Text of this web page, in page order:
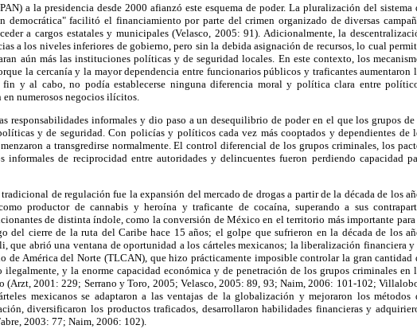
a la presidencia desde 2000 afianzó este esquema de poder. La pluralización del sistema
democrática" facilitó el financiamiento por parte del crimen organizado de diversas
a cargos estatales y municipales (Velasco, 2005: 91). Adicionalmente, la
a los niveles inferiores de gobierno, pero sin la debida asignación de recursos, lo cual
aún más las instituciones políticas y de seguridad locales. En este contexto, los
la cercanía y la mayor dependencia entre funcionarios públicos y traficantes aumentaron
y al cabo, no podía establecerse ninguna diferencia moral y política clara entre
numerosos negocios ilícitos.
responsabilidades informales y dio paso a un desequilibrio de poder en el que los grupos
y de seguridad. Con policías y políticos cada vez más cooptados y dependientes de
a transgredirse normalmente. El control diferencial de los grupos criminales, los
informales de reciprocidad entre autoridades y delincuentes fueron perdiendo capacidad
de regulación fue la expansión del mercado de drogas a partir de la década de los
productor de cannabis y heroína y traficante de cocaína, superando a sus
de distinta índole, como la conversión de México en el territorio más importante
del cierre de la ruta del Caribe hace 15 años; el golpe que sufrieron en la década de los
que abrió una ventana de oportunidad a los cárteles mexicanos; la liberalización financiera
de América del Norte (TLCAN), que hizo prácticamente imposible controlar la gran cantidad
ilegalmente, y la enorme capacidad económica y de penetración de los grupos criminales en
(Arzt, 2001: 229; Serrano y Toro, 2005; Velasco, 2005: 89, 93; Naim, 2006: 101-102;
mexicanos se adaptaron a las ventajas de la globalización y mejoraron los métodos
diversificaron los productos traficados, desarrollaron habilidades financieras y
2003: 77; Naim, 2006: 102).